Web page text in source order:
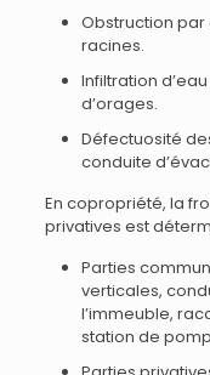
Obstruction par
racines.
Infiltration
d’orages.
Défectuosité
conduite
En copropriété, la
privatives est
Parties
verticales,
l’immeuble,
station de